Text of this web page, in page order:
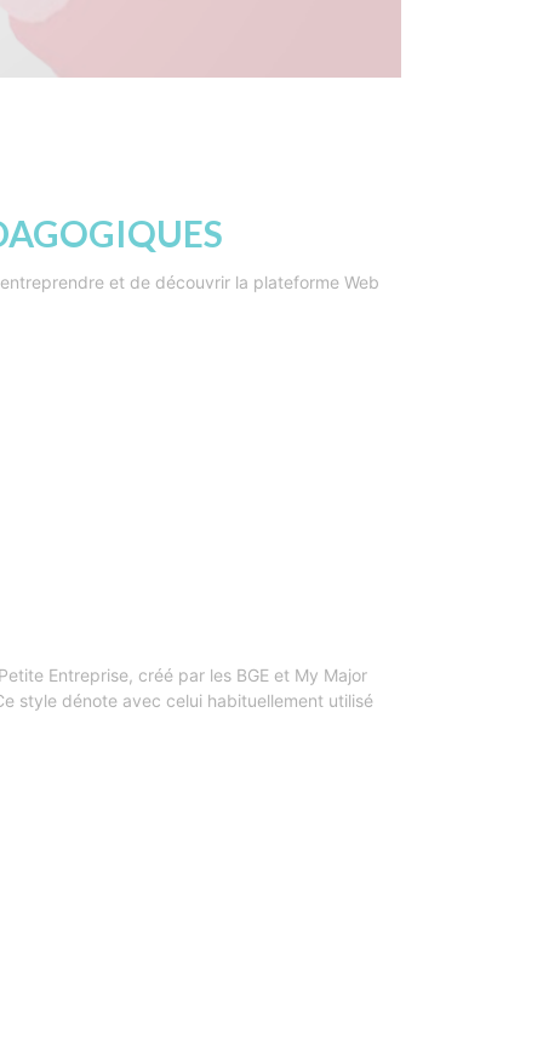
et de découvrir la plateforme Web
Entreprise, créé par les BGE et My Major
style dénote avec celui habituellement utilisé